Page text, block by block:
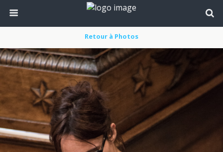
Retour à Photos